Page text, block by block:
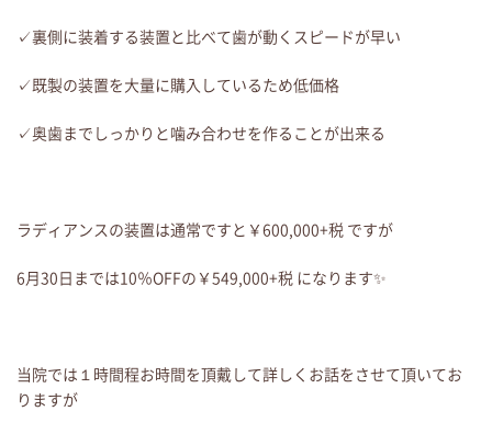
✓裏側に装着する装置と比べて歯が動くスピードが早い
✓既製の装置を大量に購入しているため低価格
✓奥歯までしっかりと噛み合わせを作ることが出来る
ラディアンスの装置は通常ですと￥600,000+税 ですが
6月30日までは10％OFFの￥549,000+税 になります✨
当院では１時間程お時間を頂戴して詳しくお話をさせて頂いてお
りますが